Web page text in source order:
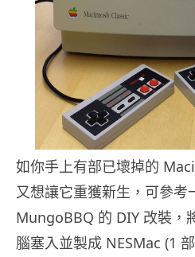
如你手上有部已壞掉的
又想讓它重獲新生，可參考
MungoBBQ 的 DIY 改裝，
腦塞入並製成 NESMac (1